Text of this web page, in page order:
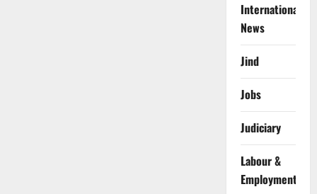
International
News
Jind
Jobs
Judiciary
Labour &
Employment